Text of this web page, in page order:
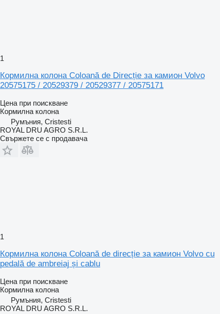
1
Кормилна колона Coloană de Direcție за камион Volvo
20575175 / 20529379 / 20529377 / 20575171
Цена при поискване
Кормилна колона
Румъния, Cristesti
ROYAL DRU AGRO S.R.L.
Свържете се с продавача
1
Кормилна колона Coloană de direcție за камион Volvo cu
pedală de ambreiaj și cablu
Цена при поискване
Кормилна колона
Румъния, Cristesti
ROYAL DRU AGRO S.R.L.